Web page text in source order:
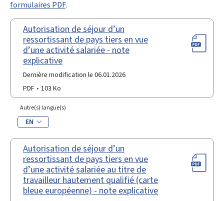
formulaires PDF.
Autorisation de séjour d’un
ressortissant de pays tiers en vue
d’une activité salariée - note
explicative
Dernière modification le 06.01.2026
PDF
103 Ko
Autre(s) langue(s)
EN
Autorisation de séjour d’un
ressortissant de pays tiers en vue
d’une activité salariée au titre de
travailleur hautement qualifié (carte
bleue européenne) - note explicative